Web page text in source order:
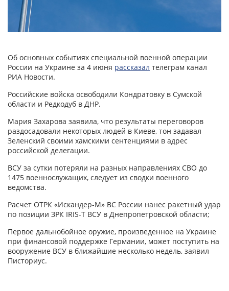
Об основных событиях специальной военной операции
России на Украине за 4 июня рассказал телеграм канал
РИА Новости.
Российские войска освободили Кондратовку в Сумской
области и Редкодуб в ДНР.
Мария Захарова заявила, что результаты переговоров
раздосадовали некоторых людей в Киеве, тон задавал
Зеленский своими хамскими сентенциями в адрес
российской делегации.
ВСУ за сутки потеряли на разных направлениях СВО до
1475 военнослужащих, следует из сводки военного
ведомства.
Расчет ОТРК «Искандер-М» ВС России нанес ракетный удар
по позиции ЗРК IRIS-T ВСУ в Днепропетровской области;
Первое дальнобойное оружие, произведенное на Украине
при финансовой поддержке Германии, может поступить на
вооружение ВСУ в ближайшие несколько недель, заявил
Писториус.